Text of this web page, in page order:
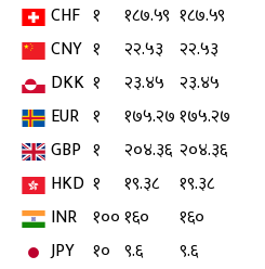
CHF १ १८७.५९ १८७.५९
CNY १ २२.५३
२२.५३
DKK १ २३.४५ २३.४५
EUR १ १७५.२७१७५.२७
GBP १ २०४.३६ २०४.३६
HKD १ १९.३८
१९.३८
INR १००१६०
१६०
JPY
१० ९.६
९.६